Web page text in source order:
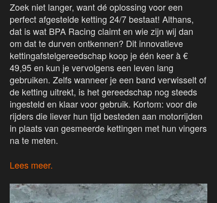
Zoek niet langer, want dé oplossing voor een
perfect afgestelde ketting 24/7 bestaat! Althans,
dat is wat BPA Racing claimt en wie zijn wij dan
om dat te durven ontkennen? Dit innovatieve
kettingafstelgereedschap koop je één keer à €
49,95 en kun je vervolgens een leven lang
gebruiken. Zelfs wanneer je een band verwisselt of
de ketting uitrekt, is het gereedschap nog steeds
ingesteld en klaar voor gebruik. Kortom: voor die
rijders die liever hun tijd besteden aan motorrijden
in plaats van gesmeerde kettingen met hun vingers
na te meten.
Lees meer.